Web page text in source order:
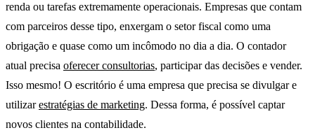
renda ou tarefas extremamente operacionais. Empresas que contam
com parceiros desse tipo, enxergam o setor fiscal como uma
obrigação e quase como um incômodo no dia a dia. O contador
atual precisa oferecer consultorias, participar das decisões e vender.
Isso mesmo! O escritório é uma empresa que precisa se divulgar e
utilizarestratégias de marketing. Dessa forma, é possível captar
novos clientes na contabilidade.